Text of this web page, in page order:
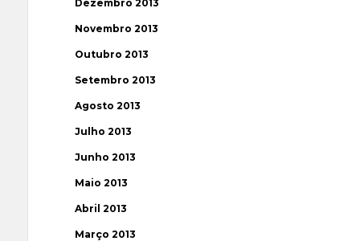
Dezembro 2013
Novembro 2013
Outubro 2013
Setembro 2013
Agosto 2013
Julho 2013
Junho 2013
Maio 2013
Abril 2013
Março 2013